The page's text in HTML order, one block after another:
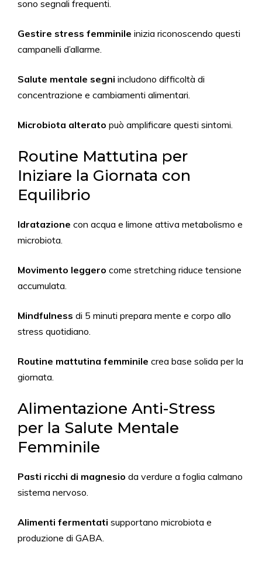
sono segnali frequenti.
Gestire stress femminile inizia riconoscendo questi
campanelli d’allarme.
Salute mentale segni includono difficoltà di
concentrazione e cambiamenti alimentari.
Microbiota alterato può amplificare questi sintomi.
Routine Mattutina per
Iniziare la Giornata con
Equilibrio
Idratazione con acqua e limone attiva metabolismo e
microbiota.
Movimento leggero come stretching riduce tensione
accumulata.
Mindfulness di 5 minuti prepara mente e corpo allo
stress quotidiano.
Routine mattutina femminile crea base solida per la
giornata.
Alimentazione Anti-Stress
per la Salute Mentale
Femminile
Pasti ricchi di magnesio da verdure a foglia calmano
sistema nervoso.
Alimenti fermentati supportano microbiota e
produzione di GABA.